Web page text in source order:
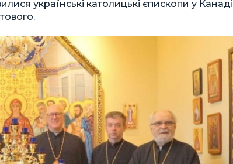
українські католицькі єпископи у Канаді